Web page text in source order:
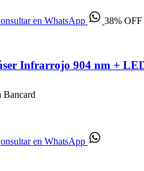
en WhatsApp 38% OFF
Infrarrojo 904 nm +
Bancard
en WhatsApp